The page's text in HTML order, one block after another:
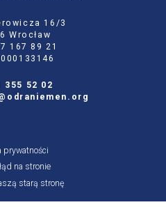
16/3
Wrocław
167 89 21
355 52 02
prywatności
na stronie
starą stronę